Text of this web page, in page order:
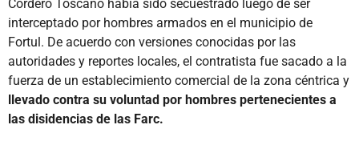
Cordero Toscano había sido secuestrado luego de ser
interceptado por hombres armados en el municipio de
Fortul. De acuerdo con versiones conocidas por las
autoridades y reportes locales, el contratista fue sacado a la
fuerza de un establecimiento comercial de la zona céntrica y
llevado contra su voluntad por hombres pertenecientes a
las disidencias de las Farc.